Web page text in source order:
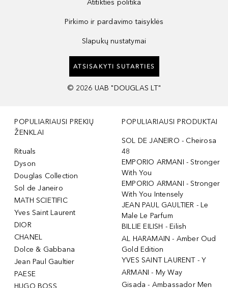
Atitikties politika
Pirkimo ir pardavimo taisyklės
Slapukų nustatymai
ATSISAKYTI SUTARTIES
© 2026 UAB "DOUGLAS LT"
POPULIARIAUSI PREKIŲ
ŽENKLAI
Rituals
Dyson
Douglas Collection
Sol de Janeiro
MATH SCIETIFIC
Yves Saint Laurent
DIOR
CHANEL
Dolce & Gabbana
Jean Paul Gaultier
PAESE
HUGO BOSS
POPULIARIAUSI PRODUKTAI
SOL DE JANEIRO - Cheirosa
48
EMPORIO ARMANI - Stronger
With You
EMPORIO ARMANI - Stronger
With You Intensely
JEAN PAUL GAULTIER - Le
Male Le Parfum
BILLIE EILISH - Eilish
AL HARAMAIN - Amber Oud
Gold Edition
YVES SAINT LAURENT - Y
ARMANI - My Way
Gisada - Ambassador Men